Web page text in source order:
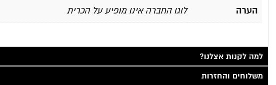
הערה לוגו החברה אינו מופיע על הכרית
למה לקנות אצלנו?
משלוחים והחזרות